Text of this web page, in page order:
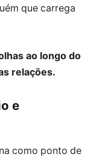
que carrega
ao longo do
relações.
e
como ponto de